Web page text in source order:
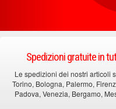
Spedizioni gratuite in
Le spedizioni dei nostri articoli
Torino, Bologna, Palermo,
Padova, Venezia, Bergamo,